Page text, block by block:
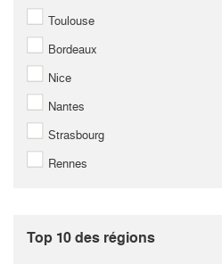
Toulouse
Bordeaux
Nice
Nantes
Strasbourg
Rennes
Top 10 des régions